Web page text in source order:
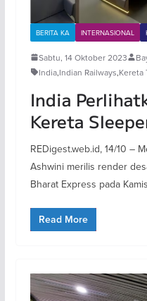
BERITA KA INTERNASIONAL
Sabtu, 14 Oktober 2023
India,Indian Railways,Kereta
India
Kereta
REDigest.web.id, 14/10 –
Ashwini merilis render
Bharat Express pada
Read More